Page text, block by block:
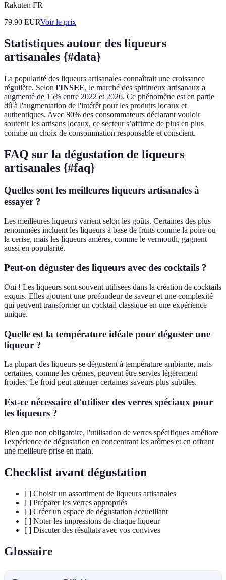
Rakuten FR
79.90 EURVoir le prix
Statistiques autour des liqueurs
artisanales {#data}
La popularité des liqueurs artisanales connaîtrait une croissance
régulière. Selon l'INSEE, le marché des spiritueux artisanaux a
augmenté de 15% entre 2022 et 2026. Ce phénomène est en partie
dû à l'augmentation de l'intérêt pour les produits locaux et
authentiques. Avec 80% des consommateurs déclarant vouloir
soutenir les artisans locaux, ce secteur s’affirme de plus en plus
comme un choix de consommation responsable et conscient.
FAQ sur la dégustation de liqueurs
artisanales {#faq}
Quelles sont les meilleures liqueurs artisanales à
essayer ?
Les meilleures liqueurs varient selon les goûts. Certaines des plus
renommées incluent les liqueurs à base de fruits comme la poire ou
la cerise, mais les liqueurs amères, comme le vermouth, gagnent
aussi en popularité.
Peut-on déguster des liqueurs avec des cocktails ?
Oui ! Les liqueurs sont souvent utilisées dans la création de cocktails
exquis. Elles ajoutent une profondeur de saveur et une complexité
qui peuvent transformer un cocktail classique en une expérience
unique.
Quelle est la température idéale pour déguster une
liqueur ?
La plupart des liqueurs se dégustent à température ambiante, mais
certaines, comme les crèmes, peuvent être servies légèrement
froides. Le froid peut atténuer certaines saveurs plus subtiles.
Est-ce nécessaire d'utiliser des verres spéciaux pour
les liqueurs ?
Bien que non obligatoire, l'utilisation de verres spécifiques améliore
l'expérience de dégustation en concentrant les arômes et en offrant
une meilleure prise en main.
Checklist avant dégustation
[ ] Choisir un assortiment de liqueurs artisanales
[ ] Préparer les verres appropriés
[ ] Créer un espace de dégustation accueillant
[ ] Noter les impressions de chaque liqueur
[ ] Discuter des résultats avec vos convives
Glossaire